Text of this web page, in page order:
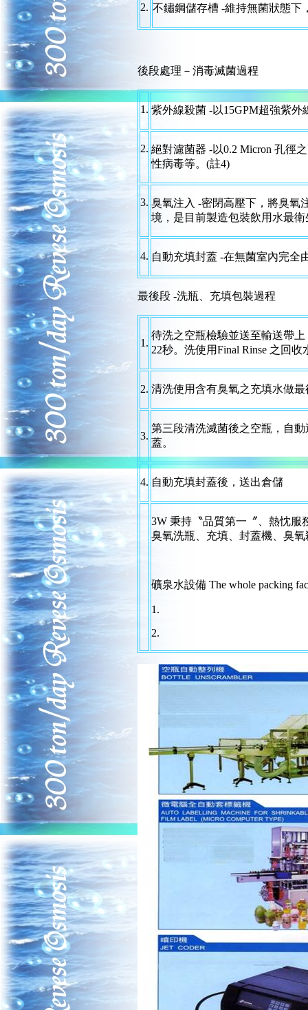
2. 不鏽鋼儲存槽 -維持無菌狀態下
後段處理－消毒滅菌過程
1. 紫外線殺菌 -以15GPM超強紫
2. 絕對濾菌器 -以0.2 Micron 孔徑
性病毒等。(註4)
3. 臭氧注入 -密閉高壓下，將臭氧
境，是目前製造包裝飲用水最
4. 自動充填封蓋 -在無菌室內完全
最後段 -洗瓶、充填包裝過程
1.
待洗之空瓶檢驗並送至輸送帶
22秒。洗使用Final Rinse 之回
2. 清洗使用含有臭氧之充填水做
3.
第三段清洗滅菌後之空瓶，自
蓋。
4. 自動充填封蓋後，送出倉儲
3W 秉持〝品質第一〞、熱忱服
臭氧洗瓶、充填、封蓋機、臭
礦泉水設備 The whole packing
1.
2.